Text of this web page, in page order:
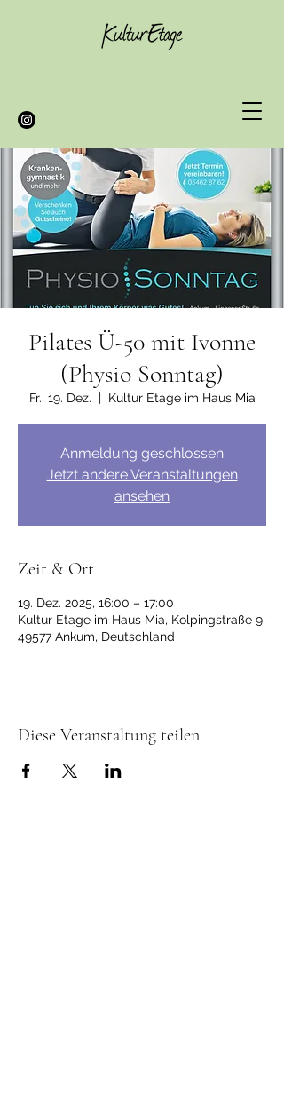
Pilates Ü-50 mit Ivonne
(Physio Sonntag)
Fr., 19. Dez.
  |
Kultur Etage im Haus Mia
Anmeldung geschlossen
Jetzt andere Veranstaltungen
ansehen
Zeit & Ort
19. Dez. 2025, 16:00 – 17:00
Kultur Etage im Haus Mia, Kolpingstraße 9,
49577 Ankum, Deutschland
Diese Veranstaltung teilen